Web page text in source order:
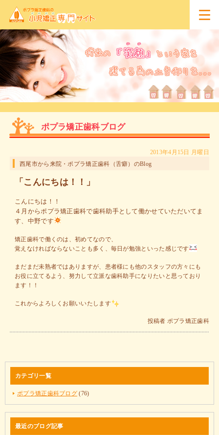
ポプラ矯正歯科ブログ
2013年4月15日 月曜日
西尾市から来院・ポプラ矯正歯科（舌癖）のBlog
「こんにちは！！」
こんにちは！！
４月からポプラ矯正歯科で歯科助手として働かせていただいてま
す、中野です
矯正歯科で働くのは、初めてなので、
覚えなければならないことも多く、毎日が勉強といった感じです
まだまだ未熟者ではありますが、患者様にも他のスタッフの方々にも
お役に立てるよう、努力して立派な歯科助手になりたいと思っており
ます！！
これからよろしくお願いいたします
投稿者 ポプラ矯正歯科
カテゴリ一覧
ポプラ矯正歯科ブログ (76)
最近のブログ記事